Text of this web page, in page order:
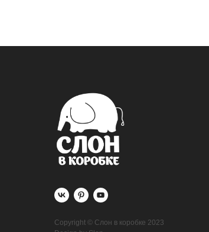
Copyright © Слон в коробке 2023